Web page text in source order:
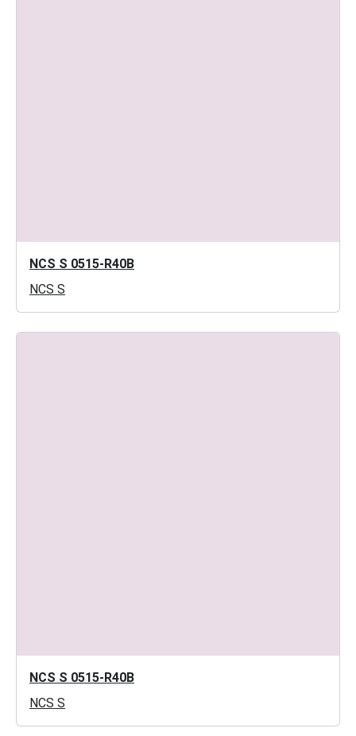
NCS S 0515-R40B
NCS S
NCS S 0515-R40B
NCS S